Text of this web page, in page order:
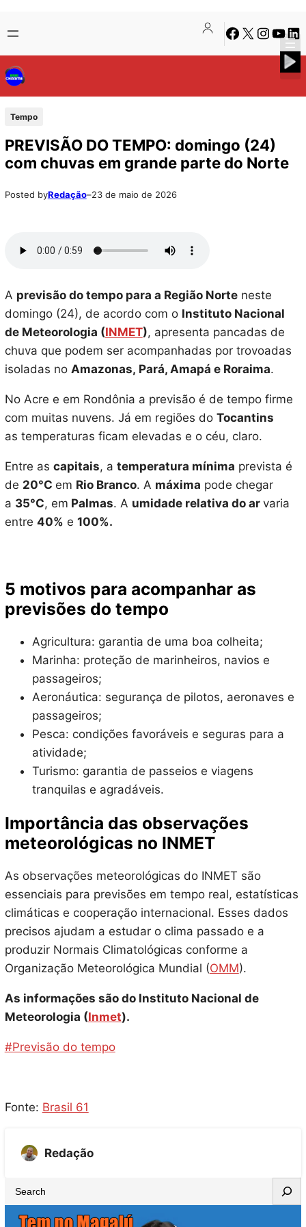
para
o
conteúdo
to
content
Facebook
X Instagram
Tempo
PREVISÃO DO TEMPO: domingo (24)
com chuvas em grande parte do Norte
Posted byRedação–23 de maio de 2026
A previsão do tempo para a Região Norteneste
domingo (24), de acordo com o Instituto Nacional
de Meteorologia (INMET), apresenta pancadas de
chuva que podem ser acompanhadas por trovoadas
isoladas no Amazonas, Pará, Amapá e Roraima.
No Acre e em Rondônia a previsão é de tempo firme
com muitas nuvens. Já em regiões do Tocantins
as temperaturas ficam elevadas e o céu, claro.
Entre as capitais, a temperatura mínima prevista é
de 20°C em Rio Branco. A máxima pode chegar
a 35°C, em Palmas. A umidade relativa do ar varia
entre 40% e 100%.
5 motivos para acompanhar as
previsões do tempo
Agricultura: garantia de uma boa colheita;
Marinha: proteção de marinheiros, navios e
passageiros;
Aeronáutica: segurança de pilotos, aeronaves e
passageiros;
Pesca: condições favoráveis e seguras para a
atividade;
Turismo: garantia de passeios e viagens
tranquilas e agradáveis.
Importância das observações
meteorológicas no INMET
As observações meteorológicas do INMET são
essenciais para previsões em tempo real, estatísticas
climáticas e cooperação internacional. Esses dados
precisos ajudam a estudar o clima passado e a
produzir Normais Climatológicas conforme a
Organização Meteorológica Mundial (OMM).
As informações são do Instituto Nacional de
Meteorologia (Inmet).
#Previsão do tempo
Fonte: Brasil 61
Redação
e